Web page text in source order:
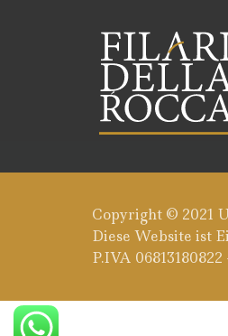
Copyright © 2021
Diese Website ist
P.IVA